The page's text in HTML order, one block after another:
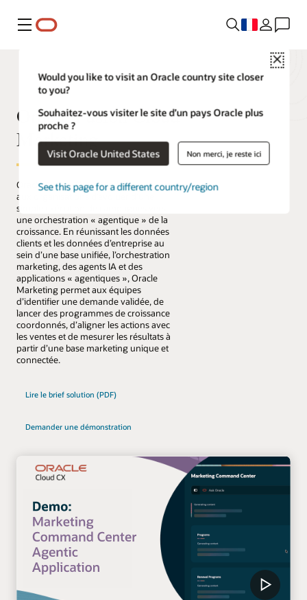
Menu
Close
Would you like to visit an Oracle country site closer
to you?
Souhaitez-vous visiter le site d’un pays Oracle plus
proche ?
Visit Oracle United States Non merci, je reste ici
See this page for a different country/region
Oracle Fusion Cloud
Marketing
Oracle Fusion Cloud Marketing permet
aux organisations d’évoluer d’une
simple exécution de campagnes vers
une orchestration « agentique » de la
croissance. En réunissant les données
clients et les données d’entreprise au
sein d’une base unifiée, l’orchestration
marketing, des agents IA et des
applications « agentiques », Oracle
Marketing permet aux équipes
d’identifier une demande validée, de
lancer des programmes de croissance
coordonnés, d’aligner les actions avec
les ventes et de mesurer les résultats à
partir d’une base marketing unique et
connectée.
Lire le brief solution (PDF)
Demander une démonstration